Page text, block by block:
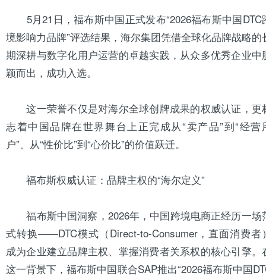
5月21日，福布斯中国正式发布“2026福布斯中国DTC
境影响力品牌”评选结果， 海尔集团凭借全球化品牌战略的
期深耕与数字化用户运营的卓越实践，从众多优秀企业中
颖而出，成功入选。
这一荣誉不仅是对海尔全球创牌成果的权威认证，更
志着中国品牌在世界舞台上正完成从“卖产品”到“经营
户”、从“性价比”到“心价比”的价值跃迁。
福布斯权威认证：品牌主权的“海尔定义”
福布斯中国洞察，2026年，中国跨境电商正经历一场
式转换——DTC模式（Direct-to-Consumer，直面消费者
成为企业建立品牌主权、掌握消费者关系权的核心引擎。
这一背景下，福布斯中国联合SAP推出“2026福布斯中国